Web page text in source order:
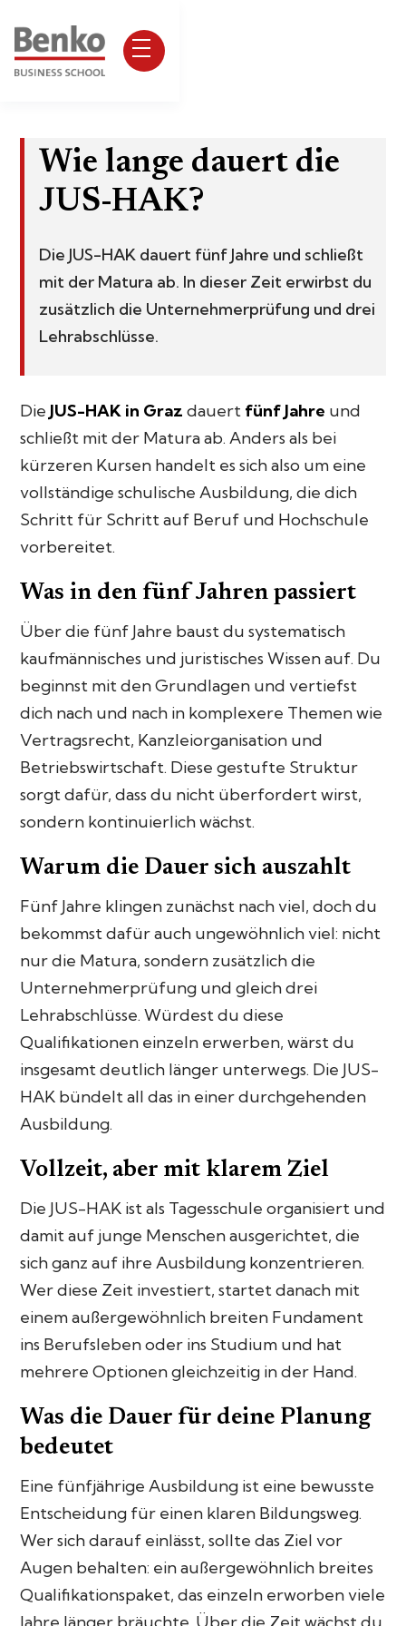
Wie lange dauert die
JUS-HAK?
Die JUS-HAK dauert fünf Jahre und schließt
mit der Matura ab. In dieser Zeit erwirbst du
zusätzlich die Unternehmerprüfung und drei
Lehrabschlüsse.
DieJUS-HAK in Graz dauert fünf Jahre und
schließt mit der Matura ab. Anders als bei
kürzeren Kursen handelt es sich also um eine
vollständige schulische Ausbildung, die dich
Schritt für Schritt auf Beruf und Hochschule
vorbereitet.
Was in den fünf Jahren passiert
Über die fünf Jahre baust du systematisch
kaufmännisches und juristisches Wissen auf. Du
beginnst mit den Grundlagen und vertiefst
dich nach und nach in komplexere Themen wie
Vertragsrecht, Kanzleiorganisation und
Betriebswirtschaft. Diese gestufte Struktur
sorgt dafür, dass du nicht überfordert wirst,
sondern kontinuierlich wächst.
Warum die Dauer sich auszahlt
Fünf Jahre klingen zunächst nach viel, doch du
bekommst dafür auch ungewöhnlich viel: nicht
nur die Matura, sondern zusätzlich die
Unternehmerprüfung und gleich drei
Lehrabschlüsse. Würdest du diese
Qualifikationen einzeln erwerben, wärst du
insgesamt deutlich länger unterwegs. Die JUS-
HAK bündelt all das in einer durchgehenden
Ausbildung.
Vollzeit, aber mit klarem Ziel
Die JUS-HAK ist als Tagesschule organisiert und
damit auf junge Menschen ausgerichtet, die
sich ganz auf ihre Ausbildung konzentrieren.
Wer diese Zeit investiert, startet danach mit
einem außergewöhnlich breiten Fundament
ins Berufsleben oder ins Studium und hat
mehrere Optionen gleichzeitig in der Hand.
Was die Dauer für deine Planung
bedeutet
Eine fünfjährige Ausbildung ist eine bewusste
Entscheidung für einen klaren Bildungsweg.
Wer sich darauf einlässt, sollte das Ziel vor
Augen behalten: ein außergewöhnlich breites
Qualifikationspaket, das einzeln erworben viele